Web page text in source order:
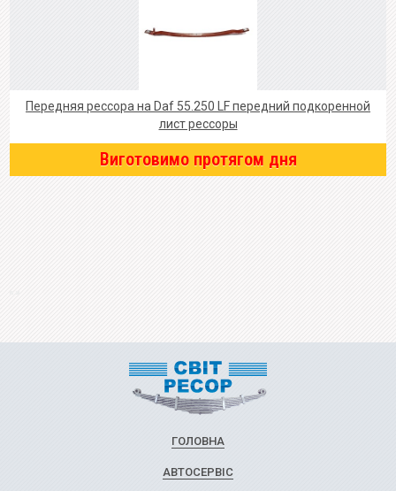
Передняя рессора на Daf 55.250 LF передний подкоренной
лист рессоры
Виготовимо протягом дня
ГОЛОВНА
АВТОСЕРВІС